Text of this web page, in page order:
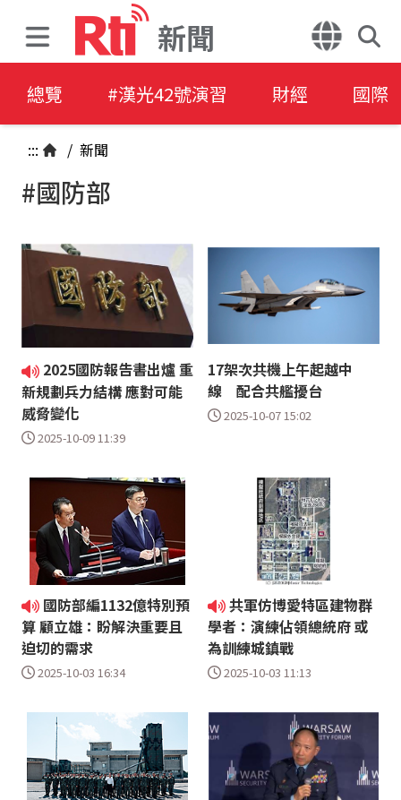
新聞
總覽 #漢光42號演習 財經 國際
::: / 新聞
#國防部
2025國防報告書出爐 重
新規劃兵力結構 應對可能
威脅變化
2025-10-09 11:39
17架次共機上午起越中
線 配合共艦擾台
2025-10-07 15:02
國防部編1132億特別預
算 顧立雄：盼解決重要且
迫切的需求
2025-10-03 16:34
共軍仿博愛特區建物群
學者：演練佔領總統府 或
為訓練城鎮戰
2025-10-03 11:13